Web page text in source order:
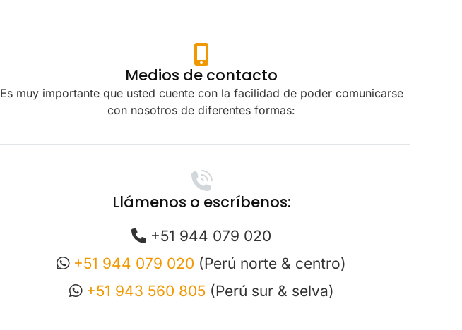
Medios de contacto
Es muy importante que usted cuente con la facilidad de poder comunicarse
con nosotros de diferentes formas:
Llámenos o escríbenos:
+51 944 079 020
+51 944 079 020 (Perú norte & centro)
+51 943 560 805(Perú sur & selva)